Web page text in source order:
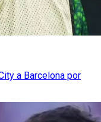
a Barcelona por